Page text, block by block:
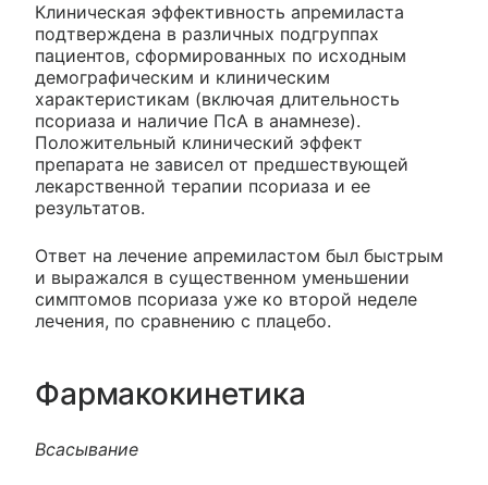
Клиническая эффективность апремиласта
подтверждена в различных подгруппах
пациентов, сформированных по исходным
демографическим и клиническим
характеристикам (включая длительность
псориаза и наличие ПсА в анамнезе).
Положительный клинический эффект
препарата не зависел от предшествующей
лекарственной терапии псориаза и ее
результатов.
Ответ на лечение апремиластом был быстрым
и выражался в существенном уменьшении
симптомов псориаза уже ко второй неделе
лечения, по сравнению с плацебо.
Фармакокинетика
Всасывание